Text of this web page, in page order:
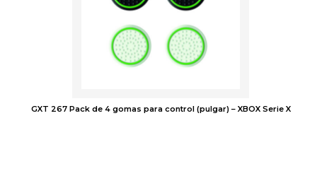
GXT 267 Pack de 4 gomas para control (pulgar) – XBOX Serie X